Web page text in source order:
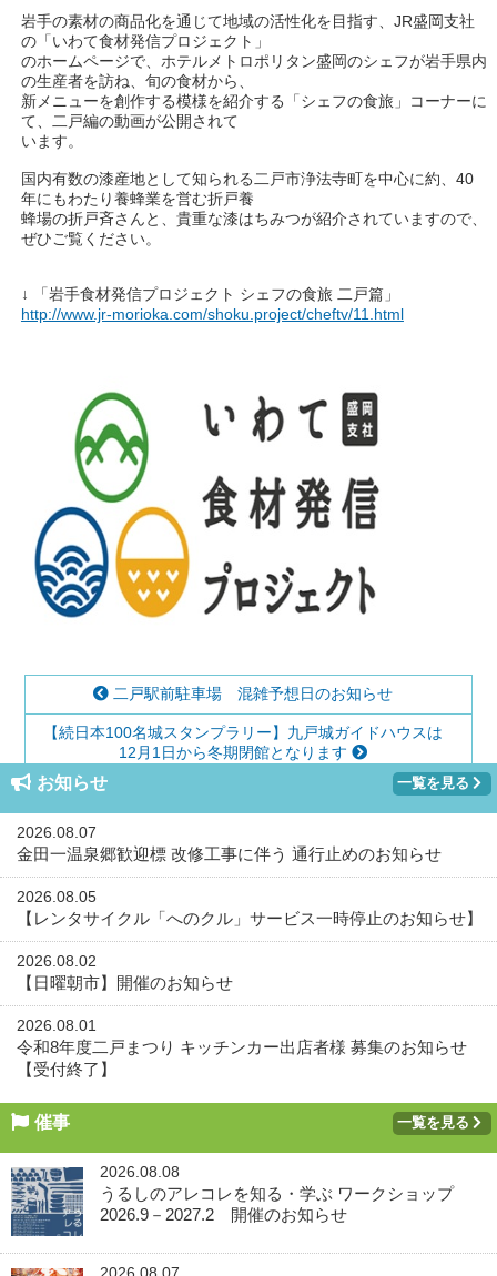
岩手の素材の商品化を通じて地域の活性化を目指す、JR盛岡支社
の「いわて食材発信プロジェクト」
のホームページで、ホテルメトロポリタン盛岡のシェフが岩手県内
の生産者を訪ね、旬の食材から、
新メニューを創作する模様を紹介する「シェフの食旅」コーナーに
て、二戸編の動画が公開されて
います。
国内有数の漆産地として知られる二戸市浄法寺町を中心に約、40
年にもわたり養蜂業を営む折戸養
蜂場の折戸斉さんと、貴重な漆はちみつが紹介されていますので、
ぜひご覧ください。
↓ 「岩手食材発信プロジェクト シェフの食旅 二戸篇」
http://www.jr-morioka.com/shoku.project/cheftv/11.html
二戸駅前駐車場 混雑予想日のお知らせ
【続日本100名城スタンプラリー】九戸城ガイドハウスは
12月1日から冬期閉館となります
お知らせ 一覧を見る
2026.08.07
金田一温泉郷歓迎標 改修工事に伴う 通行止めのお知らせ
2026.08.05
【レンタサイクル「へのクル」サービス一時停止のお知らせ】
2026.08.02
【日曜朝市】開催のお知らせ
2026.08.01
令和8年度二戸まつり キッチンカー出店者様 募集のお知らせ
【受付終了】
催事 一覧を見る
2026.08.08
うるしのアレコレを知る・学ぶ ワークショップ
2026.9－2027.2 開催のお知らせ
2026.08.07